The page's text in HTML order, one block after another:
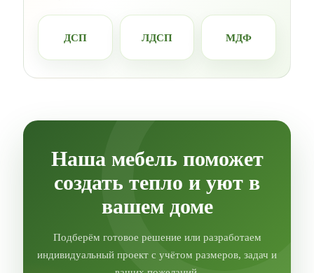
ДСП ЛДСП МДФ
Наша мебель поможет
создать тепло и уют в
вашем доме
Подберём готовое решение или разработаем
индивидуальный проект с учётом размеров, задач и